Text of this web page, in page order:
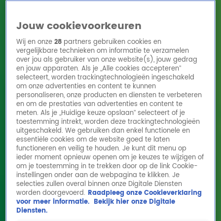
HomeActiesRadioshows DJ'sRadio 10 zendersHitlijsten
Radio luisteren
Volg Radio 10
Zoeken
HomeOnline Radio LuisterenActiesShowsAlle zenders
Dít doe jij fout tijdens het barbecuen!
26 mei 2026, 13:24
Ga jij deze zomer ook lekker barbecuen? Let dan goed
Jouw cookievoorkeuren
Wij en onze28 partners gebruiken cookies en
vergelijkbare technieken om informatie te verzamelen
over jou als gebruiker van onze website(s), jouw gedrag
en jouw apparaten. Als je „Alle cookies accepteren”
selecteert, worden trackingtechnologieën ingeschakeld
om onze advertenties en content te kunnen
personaliseren, onze producten en diensten te verbeteren
en om de prestaties van advertenties en content te
meten. Als je „Huidige keuze opslaan” selecteert of je
toestemming intrekt, worden deze trackingtechnologieën
uitgeschakeld. We gebruiken dan enkel functionele en
essentiële cookies om de website goed te laten
functioneren en veilig te houden. Je kunt dit menu op
ieder moment opnieuw openen om je keuzes te wijzigen of
om je toestemming in te trekken door op de link Cookie-
instellingen onder aan de webpagina te klikken. Je
selecties zullen overal binnen onze Digitale Diensten
worden doorgevoerd. Raadpleeg onze Cookieverklaring
voor meer informatie. Bekijk hier onze Digitale
Diensten.